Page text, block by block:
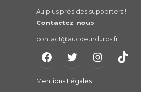
Au plus près des supporters !
Contactez-nous
contact@aucoeurdurcs.fr
Mentions Légales